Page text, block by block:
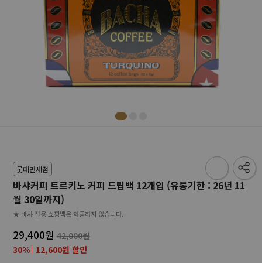
롯데면세점
바샤커피 트르키노 커피 드립백 12개입 (유통기한 : 26년 11
월 30일까지)
★ 바샤 전용 쇼핑백은 제공하지 않습니다.
29,400원 42,000원
30% 12,600원 할인